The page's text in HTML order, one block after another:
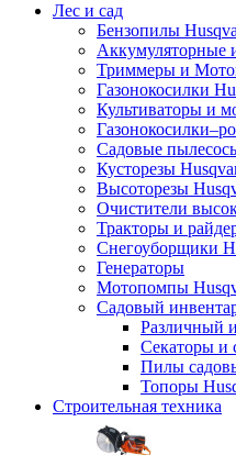
Лес и сад
Бензопилы
Аккумуляторные
Триммеры и
Газонокосилки
Культиваторы и
Садовые
Кусторезы
Высоторезы
Очистители
Тракторы и
Снегоуборщики
Генераторы
Мотопомпы
Садовый
Различный
Секаторы и
Пилы
Топоры
Строительная техника